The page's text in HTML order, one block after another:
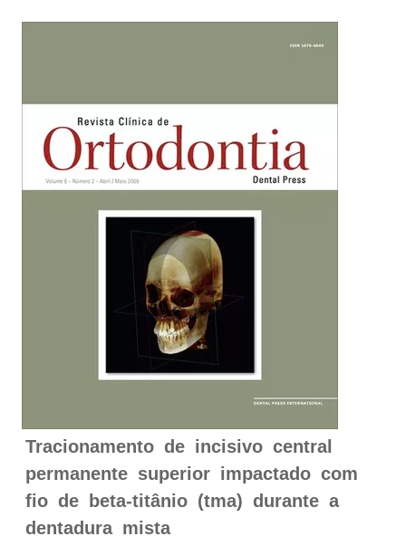
Tracionamento de incisivo central
permanente superior impactado com
fio de beta-titânio (tma) durante a
dentadura mista